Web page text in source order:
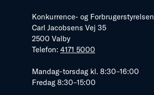
Konkurrence- og Forbrugerstyrelsen
Carl Jacobsens Vej 35
2500 Valby
Telefon: 4171 5000
Mandag–torsdag kl. 8:30–16:00
Fredag 8:30–15:00